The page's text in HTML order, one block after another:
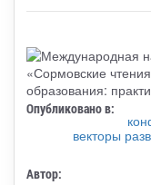
Опубликовано в:
векторы
Автор: